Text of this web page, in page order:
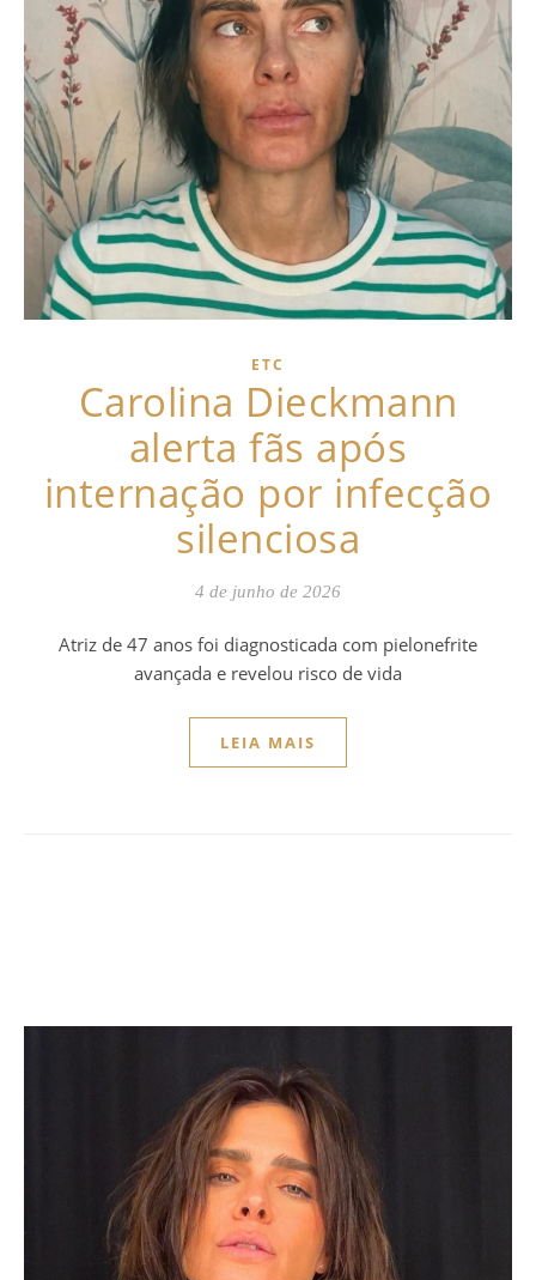
ETC
Carolina Dieckmann
alerta fãs após
internação por infecção
silenciosa
4 de junho de 2026
Atriz de 47 anos foi diagnosticada com pielonefrite
avançada e revelou risco de vida
LEIA MAIS